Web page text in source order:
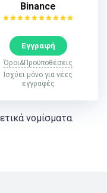
Binance
Εγγραφή
Όροι&Προϋποθέσεις
Ισχύει μόνο για νέες
εγγραφές
νομίσματα.